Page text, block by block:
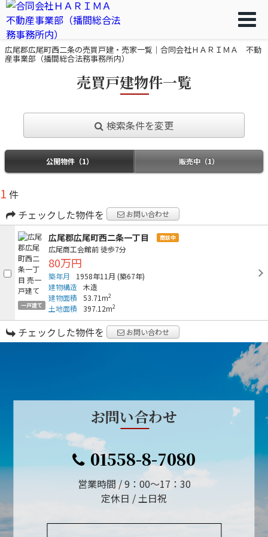
広尾郡広尾町西二条の売買戸建・売家一覧｜合同会社ＨＡＲＩＭＡ 不動
産事業部（播間総合法務事務所内）
売買戸建物件一覧
検索条件を変更
公開物件（1） 販売中（1）
1 件
チェックした物件を
お問い合わせ
一戸建て
広尾郡広尾町西二条一丁目 商談中
広尾商工会館前徒歩7分
80万円
築年月 1958年11月 (築67年)
建物構造 木造
建物面積
53.71m2
土地面積 397.12m2
チェックした物件を お問い合わせ
お問い合わせ
01558-8-7080
営業時間 / 9：00～17：30
定休日 / 土日祝